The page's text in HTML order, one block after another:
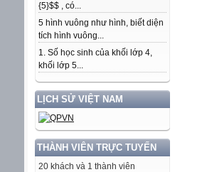
{5}$$ , có...
5 hình vuông như hình, biết diện
tích hình vuông...
1. Số học sinh của khối lớp 4,
khối lớp 5...
LỊCH SỬ VIỆT NAM
THÀNH VIÊN TRỰC TUYẾN
20 khách và 1 thành viên